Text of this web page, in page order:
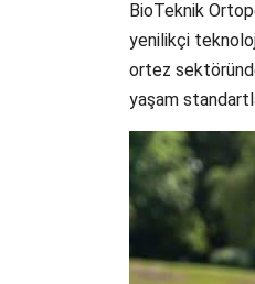
BioTeknik
yenilikçi
ortez
yaşam